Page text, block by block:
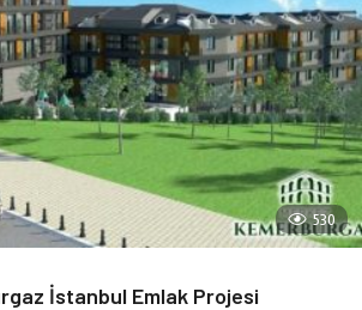
530
İstanbul Emlak Projesi